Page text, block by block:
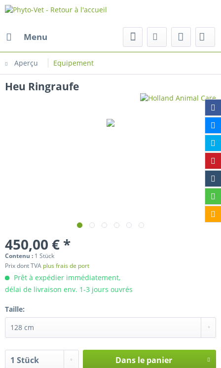
Menu
Aperçu Equipement
Heu Ringraufe
450,00 € *
Contenu : 1 Stück
Prix dont TVA plus frais de port
Prêt à expédier immédiatement,
délai de livraison env. 1-3 jours ouvrés
Taille:
Dans le panier